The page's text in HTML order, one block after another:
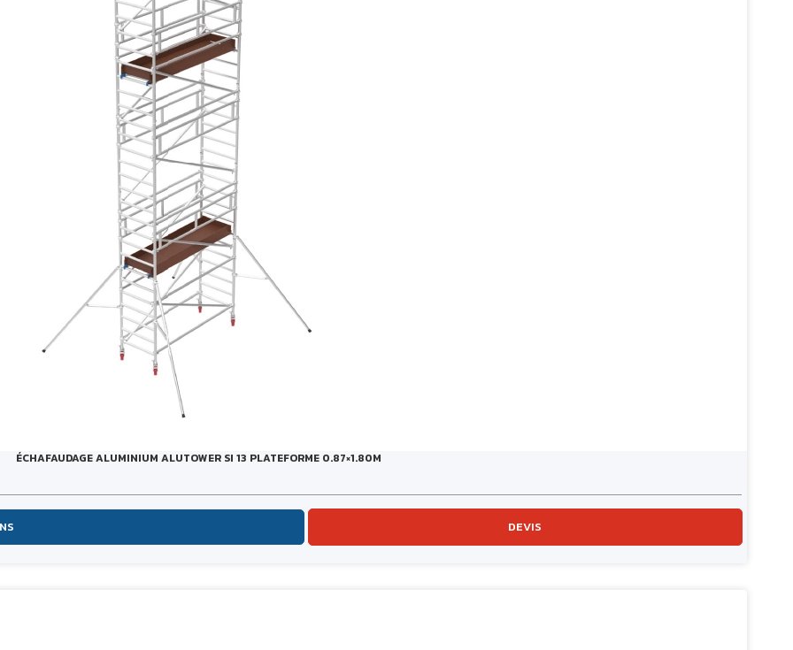
ÉCHAFAUDAGE ALUMINIUM ALUTOWER SI 13 PLATEFORME 0.87×1.80M
DEVIS